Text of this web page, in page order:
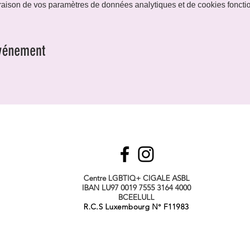
de vos paramètres de données analytiques et de cookies
Centre LGBTIQ+ CIGALE ASBL
IBAN LU97 0019 7555 3164 4000
BCEELULL
R.C.S Luxembourg N° F11983